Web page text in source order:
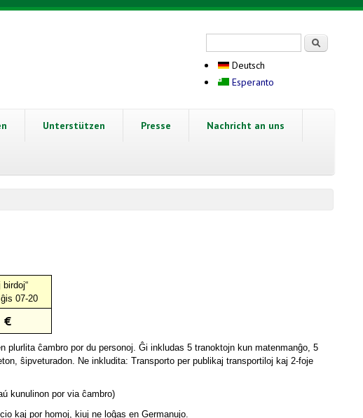
Deutsch
Esperanto
Unterstützen Presse Nachricht an uns
07-20
€
plurlita ĉambro por du personoj. Ĝi inkludas 5 tranoktojn kun matenmanĝo , 5
ŝipveturadon. Ne inkludita: Transporto per publikaj transportiloj kaj 2-foje
kunulinon por via ĉambro)
kaj por homoj, kiuj ne loĝas en Germanujo.